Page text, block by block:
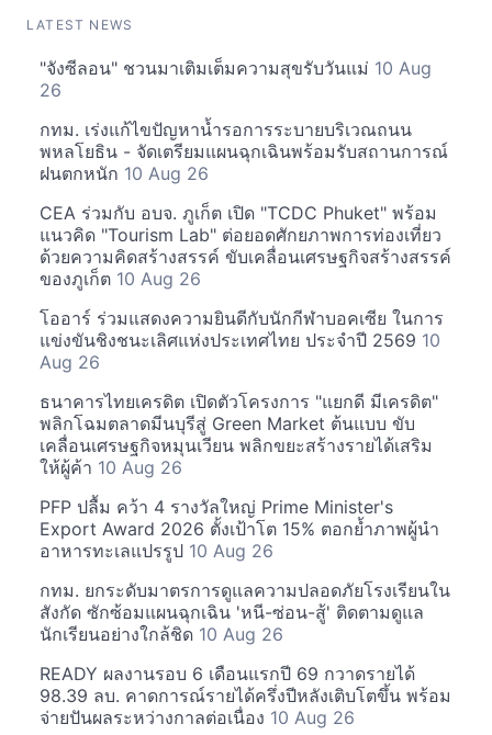
LATEST NEWS
"จังซีลอน" ชวนมาเติมเต็มความสุขรับวันแม่ 10 Aug
26
กทม. เร่งแก้ไขปัญหาน้ำรอการระบายบริเวณถนน
พหลโยธิน - จัดเตรียมแผนฉุกเฉินพร้อมรับสถานการณ์
ฝนตกหนัก 10 Aug 26
CEA ร่วมกับ อบจ. ภูเก็ต เปิด "TCDC Phuket" พร้อม
แนวคิด "Tourism Lab" ต่อยอดศักยภาพการท่องเที่ยว
ด้วยความคิดสร้างสรรค์ ขับเคลื่อนเศรษฐกิจสร้างสรรค์
ของภูเก็ต 10 Aug 26
โออาร์ ร่วมแสดงความยินดีกับนักกีฬาบอคเซีย ในการ
แข่งขันชิงชนะเลิศแห่งประเทศไทย ประจำปี 2569 10
Aug 26
ธนาคารไทยเครดิต เปิดตัวโครงการ "แยกดี มีเครดิต"
พลิกโฉมตลาดมีนบุรีสู่ Green Market ต้นแบบ ขับ
เคลื่อนเศรษฐกิจหมุนเวียน พลิกขยะสร้างรายได้เสริม
ให้ผู้ค้า 10 Aug 26
PFP ปลื้ม คว้า 4 รางวัลใหญ่ Prime Minister's
Export Award 2026 ตั้งเป้าโต 15% ตอกย้ำภาพผู้นำ
อาหารทะเลแปรรูป 10 Aug 26
กทม. ยกระดับมาตรการดูแลความปลอดภัยโรงเรียนใน
สังกัด ซักซ้อมแผนฉุกเฉิน 'หนี-ซ่อน-สู้' ติดตามดูแล
นักเรียนอย่างใกล้ชิด 10 Aug 26
READY ผลงานรอบ 6 เดือนแรกปี 69 กวาดรายได้
98.39 ลบ. คาดการณ์รายได้ครึ่งปีหลังเติบโตขึ้น พร้อม
จ่ายปันผลระหว่างกาลต่อเนื่อง 10 Aug 26